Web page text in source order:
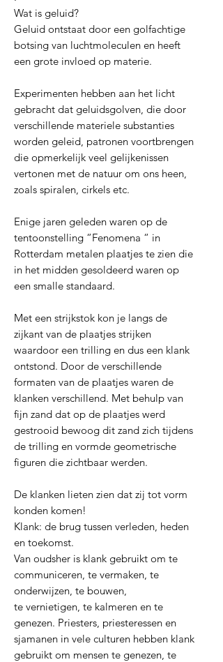
Wat is geluid?
Geluid ontstaat door een golfachtige
botsing van luchtmoleculen en heeft
een grote invloed op materie.
Experimenten hebben aan het licht
gebracht dat geluidsgolven, die door
verschillende materiele substanties
worden geleid, patronen voortbrengen
die opmerkelijk veel gelijkenissen
vertonen met de natuur om ons heen,
zoals spiralen, cirkels etc.
Enige jaren geleden waren op de
tentoonstelling “Fenomena “ in
Rotterdam metalen plaatjes te zien die
in het midden gesoldeerd waren op
een smalle standaard.
Met een strijkstok kon je langs de
zijkant van de plaatjes strijken
waardoor een trilling en dus een klank
ontstond. Door de verschillende
formaten van de plaatjes waren de
klanken verschillend. Met behulp van
fijn zand dat op de plaatjes werd
gestrooid bewoog dit zand zich tijdens
de trilling en vormde geometrische
figuren die zichtbaar werden.
De klanken lieten zien dat zij tot vorm
konden komen!
Klank: de brug tussen verleden, heden
en toekomst.
Van oudsher is klank gebruikt om te
communiceren, te vermaken, te
onderwijzen, te bouwen,
te vernietigen, te kalmeren en te
genezen. Priesters, priesteressen en
sjamanen in vele culturen hebben klank
gebruikt om mensen te genezen, te